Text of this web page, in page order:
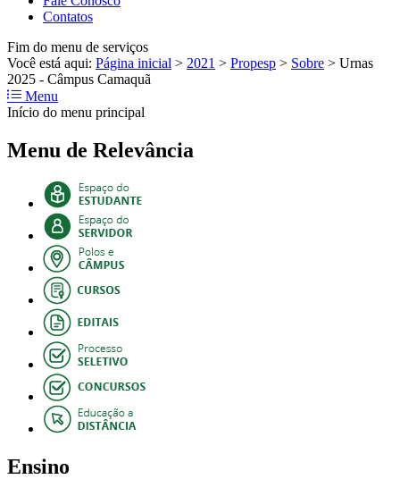
Contatos
Fim do menu de serviços
Você está aqui: Página inicial > 2021 > Propesp > Sobre > Urnas
2025 - Câmpus Camaquã
Menu
Início do menu principal
Menu de Relevância
Ensino